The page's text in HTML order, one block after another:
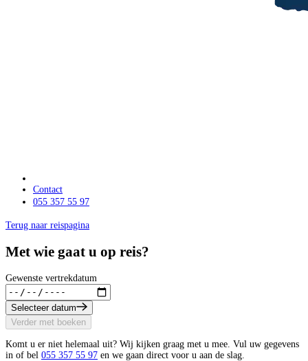
Contact
055 357 55 97
Terug naar reispagina
Met wie gaat u op reis?
Gewenste vertrekdatum
Selecteer datum
Verder met boeken
Komt u er niet helemaal uit? Wij kijken graag met u mee. Vul uw gegevens
in of bel 055 357 55 97 en we gaan direct voor u aan de slag.